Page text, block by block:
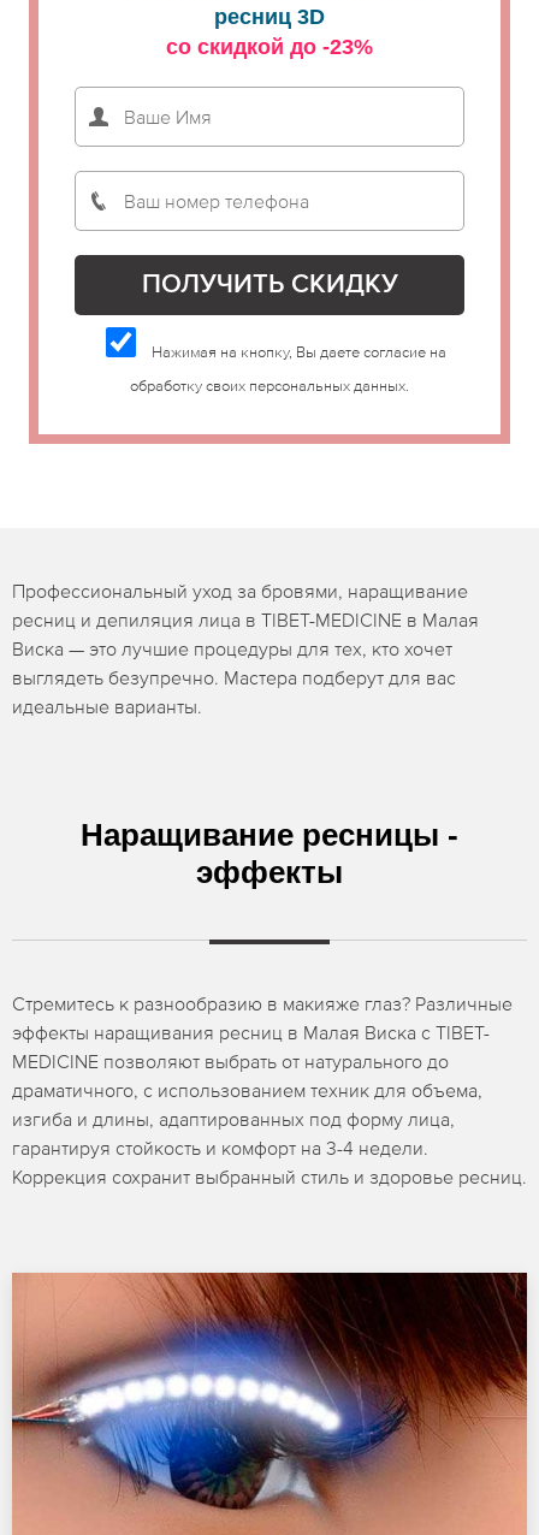
ресниц 3D
со скидкой до -23%
Нажимая на кнопку, Вы даете согласие на
обработку своих персональных данных.
Профессиональный уход за бровями, наращивание
ресниц и депиляция лица в TIBET-MEDICINE в Малая
Виска — это лучшие процедуры для тех, кто хочет
выглядеть безупречно. Мастера подберут для вас
идеальные варианты.
Наращивание ресницы -
эффекты
Стремитесь к разнообразию в макияже глаз? Различные
эффекты наращивания ресниц в Малая Виска с TIBET-
MEDICINE позволяют выбрать от натурального до
драматичного, с использованием техник для объема,
изгиба и длины, адаптированных под форму лица,
гарантируя стойкость и комфорт на 3-4 недели.
Коррекция сохранит выбранный стиль и здоровье ресниц.